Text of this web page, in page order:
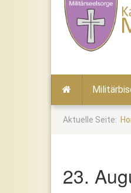
Home
Aktuelle Seite:
23.